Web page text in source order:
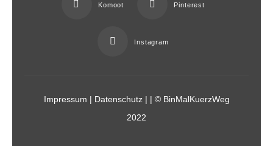
Komoot Pinterest
Instagram
Impressum | Datenschutz| | © BinMalKuerzWeg
2022